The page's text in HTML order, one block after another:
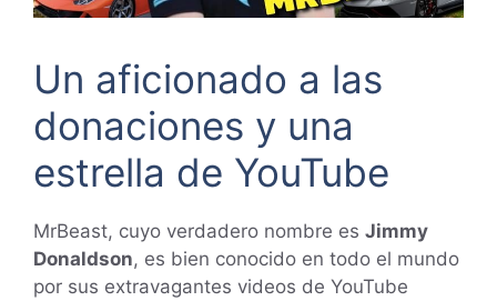
Un aficionado a las
donaciones y una
estrella de YouTube
MrBeast, cuyo verdadero nombre es Jimmy
Donaldson, es bien conocido en todo el mundo
por sus extravagantes videos de YouTube